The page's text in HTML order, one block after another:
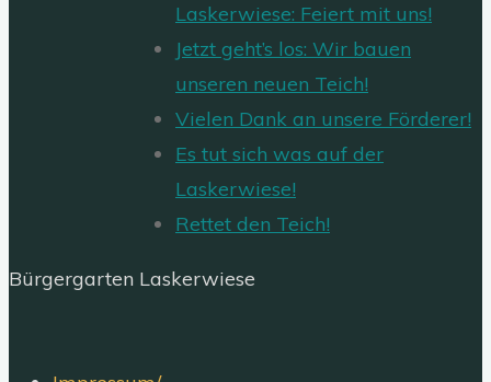
Laskerwiese: Feiert mit uns!
Jetzt geht’s los: Wir bauen
unseren neuen Teich!
Vielen Dank an unsere Förderer!
Es tut sich was auf der
Laskerwiese!
Rettet den Teich!
Bürgergarten Laskerwiese